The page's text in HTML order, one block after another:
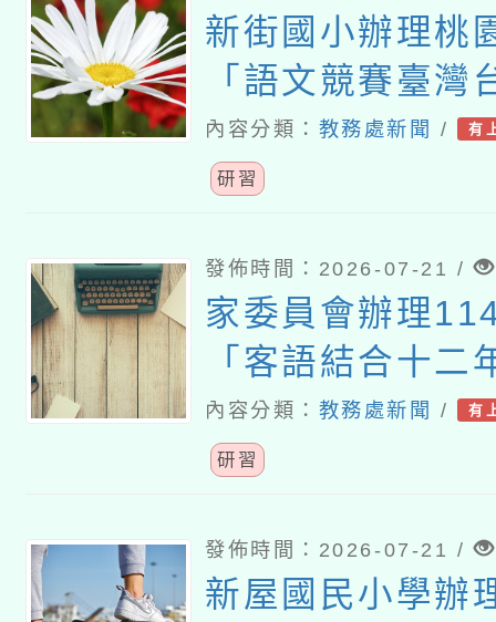
新街國小辦理桃
「語文競賽臺灣
演說及演說組選
營」
內容分類： 教務處新聞 / 有
研習
發佈時間：2026-07-21 /
家委員會辦理
「客語結合十二
課程」及「客語
（國民中學及小
內容分類： 教務處新聞 / 有
研習
發佈時間：2026-07-21 /
新屋國民小學辦